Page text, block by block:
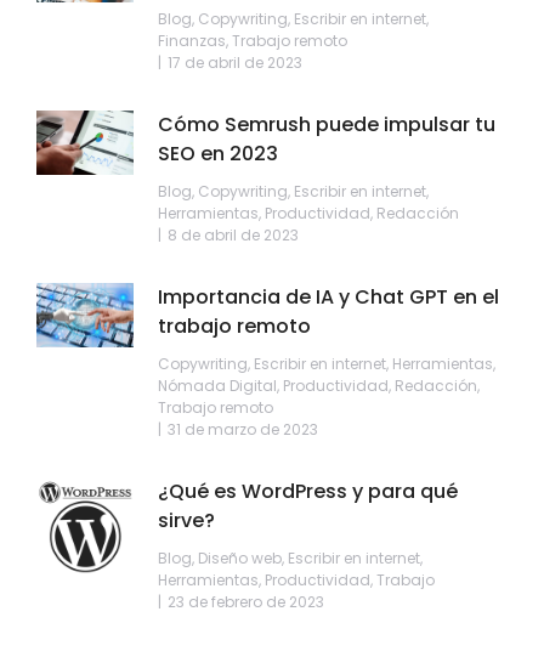
Blog, Copywriting, Escribir en internet,
Finanzas,Trabajo remoto
17 de abril de 2023
Cómo Semrush puede impulsar tu
SEO en 2023
Blog, Copywriting, Escribir en internet,
Herramientas, Productividad, Redacción
8 de abril de 2023
Importancia de IA y Chat GPT en el
trabajo remoto
Copywriting, Escribir en internet, Herramientas,
Nómada Digital, Productividad, Redacción,
Trabajo remoto
31 de marzo de 2023
¿Qué es WordPress y para qué
sirve?
Blog, Diseño web, Escribir en internet,
Herramientas, Productividad,Trabajo
23 de febrero de 2023